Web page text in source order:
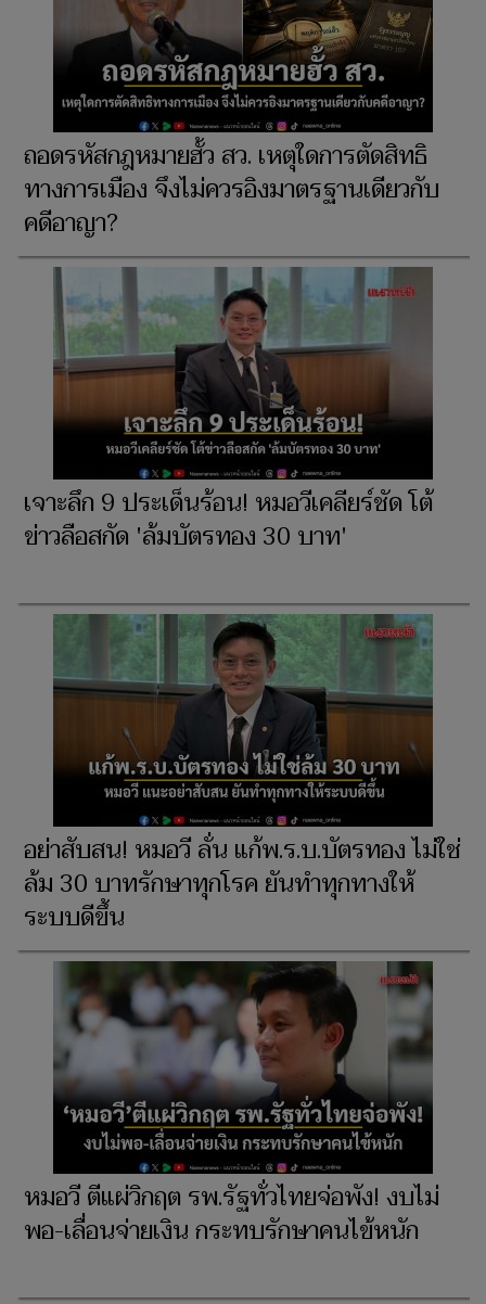
ถอดรหัสกฎหมายฮั้ว สว. เหตุใดการตัดสิทธิ
ทางการเมือง จึงไม่ควรอิงมาตรฐานเดียวกับ
คดีอาญา?
เจาะลึก 9 ประเด็นร้อน! หมอวีเคลียร์ชัด โต้
ข่าวลือสกัด 'ล้มบัตรทอง 30 บาท'
อย่าสับสน! หมอวี ลั่น แก้พ.ร.บ.บัตรทอง ไม่ใช่
ล้ม 30 บาทรักษาทุกโรค ยันทำทุกทางให้
ระบบดีขึ้น
หมอวี ตีแผ่วิกฤต รพ.รัฐทั่วไทยจ่อพัง! งบไม่
พอ-เลื่อนจ่ายเงิน กระทบรักษาคนไข้หนัก